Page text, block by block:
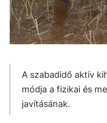
A szabadidő aktív
módja a fizikai és
javításának.